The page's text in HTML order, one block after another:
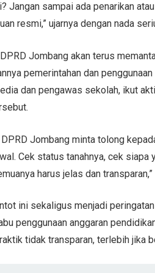
Jangan sampai ada penarikan
resmi,” ujarnya dengan nada
Jombang akan terus
pemerintahan dan
dan pengawas sekolah, ikut
Jombang minta tolong
Cek status tanahnya, cek siapa
harus jelas dan transparan,”
ini sekaligus menjadi
penggunaan anggaran
tidak transparan, terlebih jika